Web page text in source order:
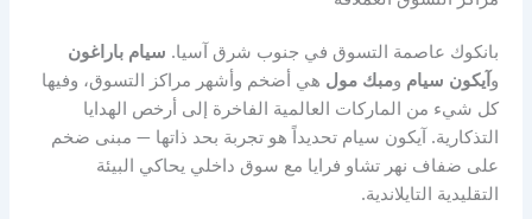
بانكوك عاصمة التسوق في جنوب شرق آسيا. سيام باراغون
وآيكون سيام ومبك مول هي أضخم وأشهر مراكز التسوق، وفيها
كل شيء من الماركات العالمية الفاخرة إلى أرخص الهدايا
التذكارية. آيكون سيام تحديداً هو تجربة بحد ذاتها — مبنى ضخم
على ضفاف نهر تشاو فرايا مع سوق داخلي يحاكي البيئة
التقليدية التايلاندية.